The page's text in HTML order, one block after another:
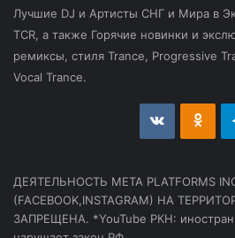
Лучшие DJ и Артисты СНГ и Мира в
TCR, а также Горячие новинки и
ремиксы, стиля Trance, Progressive
Vocal Trance.
vk.com
ДЕЯТЕЛЬНОСТЬ МЕТА PLATFORMS
(FACEBOOK,INSTAGRAM) НА
ЗАПРЕЩЕНА. *YouTube РКН: